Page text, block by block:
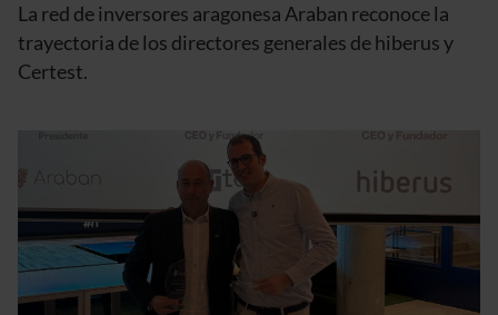
La red de inversores aragonesa Araban reconoce la
trayectoria de los directores generales de hiberus y
Certest.